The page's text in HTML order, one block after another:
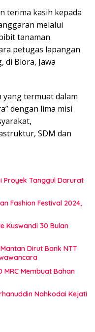
terima kasih kepada
melalui
tanaman
petugas lapangan
di Blora, Jawa
termuat dalam
dengan lima misi
SDM dan
Proyek Tanggul Darurat
Fashion Festival 2024,
Kuswandi 30 Bulan
Dirut Bank NTT
MRC Membuat Bahan
Nahkodai Kejati